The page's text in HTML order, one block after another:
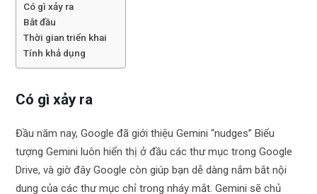
Có gì xảy ra
Bắt đầu
Thời gian triển khai
Tính khả dụng
Có gì xảy ra
Đầu năm nay, Google đã giới thiệu Gemini “nudges” Biểu
tượng Gemini luôn hiển thị ở đầu các thư mục trong Google
Drive, và giờ đây Google còn giúp bạn dễ dàng nắm bắt nội
dung của các thư mục chỉ trong nháy mắt. Gemini sẽ chủ